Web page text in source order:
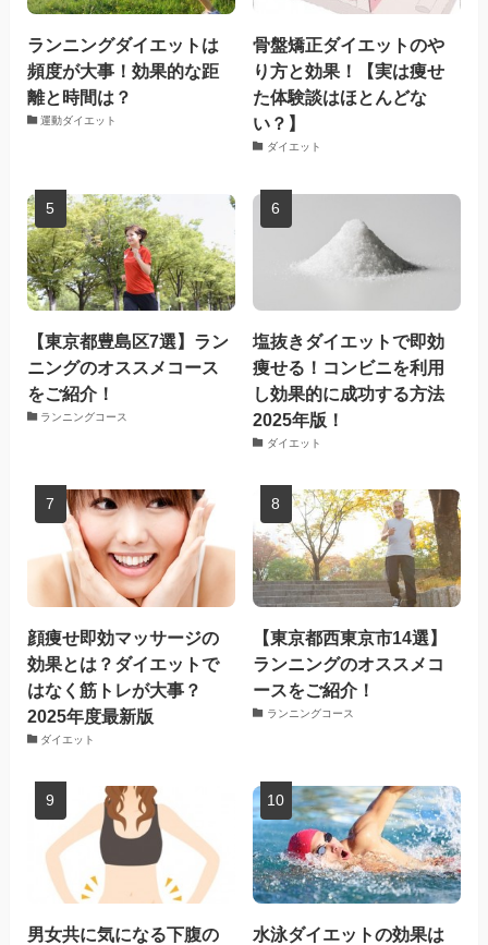
ランニングダイエットは
頻度が大事！効果的な距
離と時間は？
運動ダイエット
骨盤矯正ダイエットのや
り方と効果！【実は痩せ
た体験談はほとんどな
い？】
ダイエット
【東京都豊島区7選】ラン
ニングのオススメコース
をご紹介！
ランニングコース
塩抜きダイエットで即効
痩せる！コンビニを利用
し効果的に成功する方法
2025年版！
ダイエット
顔痩せ即効マッサージの
効果とは？ダイエットで
はなく筋トレが大事？
2025年度最新版
ダイエット
【東京都西東京市14選】
ランニングのオススメコ
ースをご紹介！
ランニングコース
男女共に気になる下腹の
水泳ダイエットの効果は